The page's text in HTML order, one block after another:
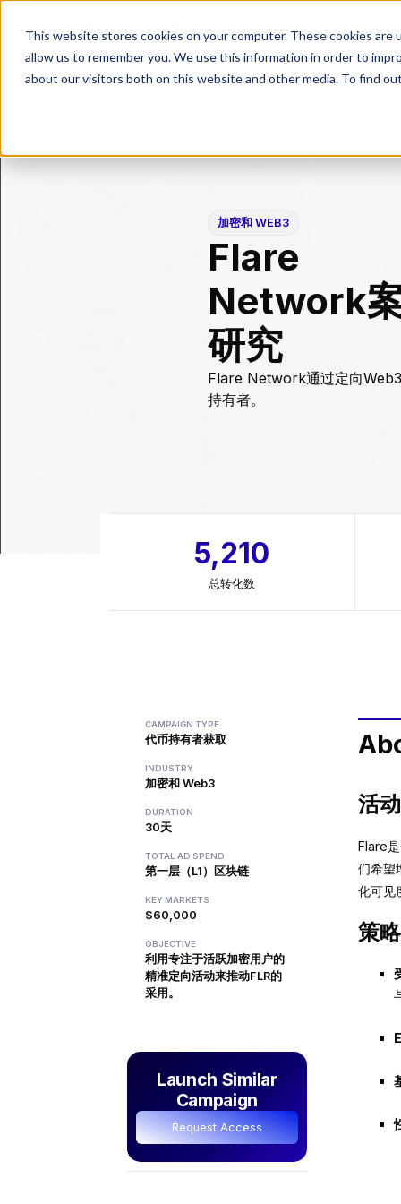
This website stores cookies on your computer. These cookies
allow us to remember you. We use this information in order to
about our visitors both on this website and other media. To find
加密和 WEB3
Flare
Network
研究
Flare Network通过定向
持有者。
5,210
总转化数
CAMPAIGN TYPE
代币持有者获取
INDUSTRY
加密和 Web3
DURATION
30天
TOTAL AD SPEND
第一层（L1）区块链
KEY MARKETS
$60,000
OBJECTIVE
利用专注于活跃加密用户的
精准定向活动来推动FLR的
采用。
Launch Similar
Campaign
Request Access
活
Flare
们希望
化可见
策略